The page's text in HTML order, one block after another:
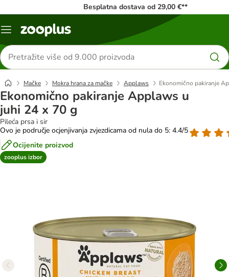
Besplatna dostava od 29,00 €**
Izbornik
Traži
proizvode
Mačke Mokra hrana za mačke Applaws Ekonomično pakiranje
Ekonomično pakiranje Applaws u
juhi 24 x 70 g
Pileća prsa i sir
Ovo je područje ocjenjivanja zvjezdicama od nula do 5: 4.4/5
Ocijenite proizvod
zooplus izbor